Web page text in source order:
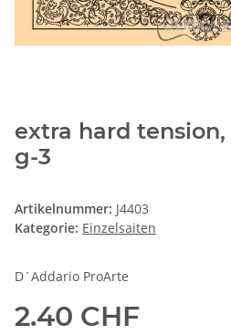
extra hard
g-3
Artikelnummer: J4403
Kategorie: Einzelsaiten
D`Addario ProArte
2.40 CHF